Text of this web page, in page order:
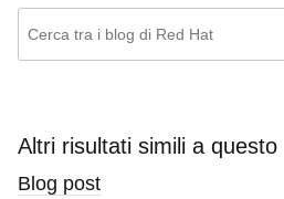
search
blogs
Altri risultati simili a questo
Blog post